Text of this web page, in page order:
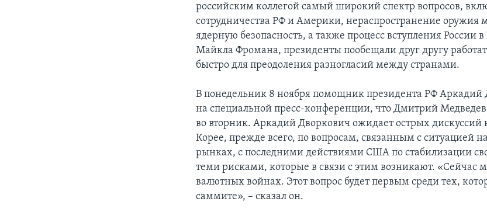
российским коллегой самый широкий спектр вопросов,
сотрудничества РФ и Америки, нераспространение оружия
ядерную безопасность, а также процесс вступления России
Майкла Фромана, президенты пообещали друг другу
быстро для преодоления разногласий между странами.
В понедельник 8 ноября помощник президента РФ Аркадий
на специальной пресс-конференции, что Дмитрий Медведев
во вторник. Аркадий Дворкович ожидает острых
Корее, прежде всего, по вопросам, связанным с ситуацией
рынках, с последними действиями США по стабилизации
теми рисками, которые в связи с этим возникают. «Сейчас
валютных войнах. Этот вопрос будет первым среди тех,
саммите», – сказал он.